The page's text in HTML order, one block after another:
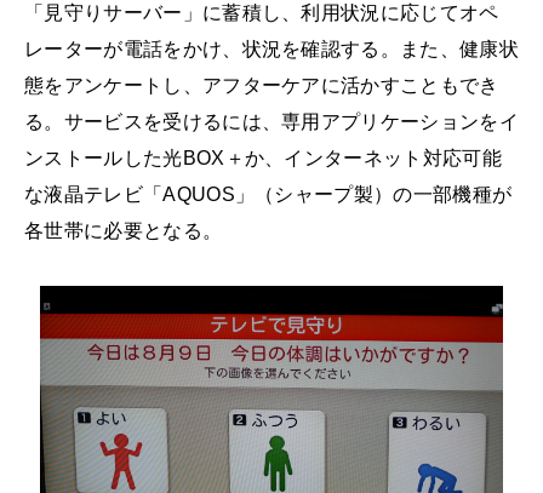
「見守りサーバー」に蓄積し、利用状況に応じてオペ
レーターが電話をかけ、状況を確認する。また、健康状
態をアンケートし、アフターケアに活かすこともでき
る。サービスを受けるには、専用アプリケーションをイ
ンストールした光BOX＋か、インターネット対応可能
な液晶テレビ「AQUOS」（シャープ製）の一部機種が
各世帯に必要となる。